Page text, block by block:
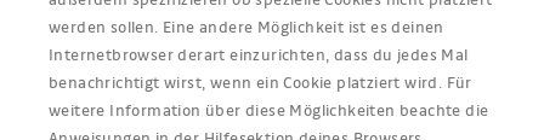
werden sollen. Eine andere Möglichkeit ist es deinen
Internetbrowser derart einzurichten, dass du jedes Mal
benachrichtigt wirst, wenn ein Cookie platziert wird. Für
weitere Information über diese Möglichkeiten beachte die